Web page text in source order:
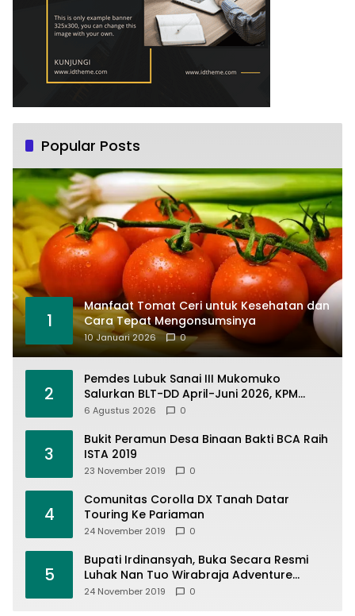
Popular Posts
1
Manfaat Tomat Ceri untuk Kesehatan dan
Cara Tepat Mengonsumsinya
10 Januari 2026 0
2
Pemdes Lubuk Sanai III Mukomuko
Salurkan BLT-DD April-Juni 2026, KPM
Terima Rp900 Ribu
6 Agustus 2026 0
3
Bukit Peramun Desa Binaan Bakti BCA Raih
ISTA 2019
23 November 2019 0
4
Comunitas Corolla DX Tanah Datar
Touring Ke Pariaman
24 November 2019 0
5
Bupati Irdinansyah, Buka Secara Resmi
Luhak Nan Tuo Wirabraja Adventure
Offroad 2019
24 November 2019 0